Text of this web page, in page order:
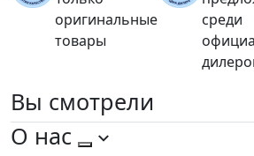
оригинальные
товары
среди
Вы смотрели
О нас